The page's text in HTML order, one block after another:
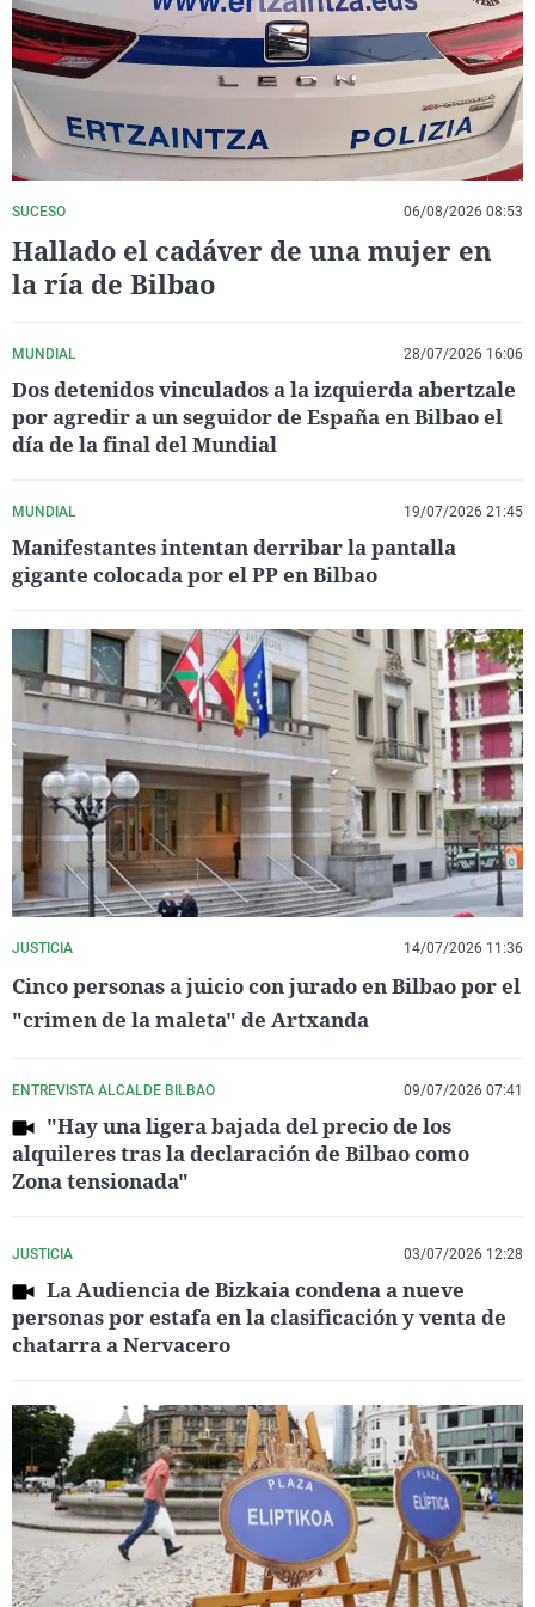
La rosa de los vientos
Gente viajera
Como el perro y el
Caso
Retornados
Equipo de
Operación Viuda
Extremadura
Galicia
La Rioja
Navarra
País Vasco
Virales
Televisión
Elecciones
SUCESO 06/08/2026 08:53
Hallado el cadáver de una mujer en
la ría de Bilbao
MUNDIAL 28/07/2026 16:06
Dos detenidos vinculados a la izquierda abertzale
por agredir a un seguidor de España en Bilbao el
día de la final del Mundial
MUNDIAL 19/07/2026 21:45
Manifestantes intentan derribar la pantalla
gigante colocada por el PP en Bilbao
JUSTICIA 14/07/2026 11:36
Cinco personas a juicio con jurado en Bilbao por el
"crimen de la maleta" de Artxanda
ENTREVISTA ALCALDE BILBAO 09/07/2026 07:41
"Hay una ligera bajada del precio de los
alquileres tras la declaración de Bilbao como
Zona tensionada"
JUSTICIA 03/07/2026 12:28
La Audiencia de Bizkaia condena a nueve
personas por estafa en la clasificación y venta de
chatarra a Nervacero